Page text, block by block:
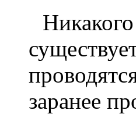
заранее